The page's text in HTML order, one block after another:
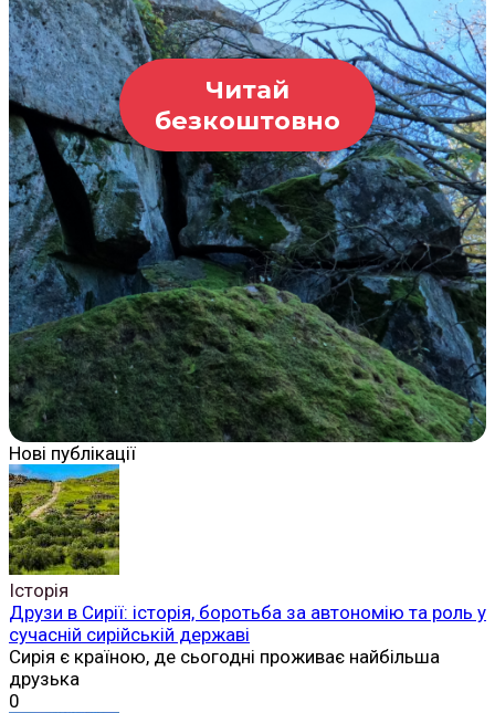
Читай
безкоштовно
Нові публікації
Історія
Друзи в Сирії: історія, боротьба за автономію та роль у
сучасній сирійській державі
Сирія є країною, де сьогодні проживає найбільша
друзька
0